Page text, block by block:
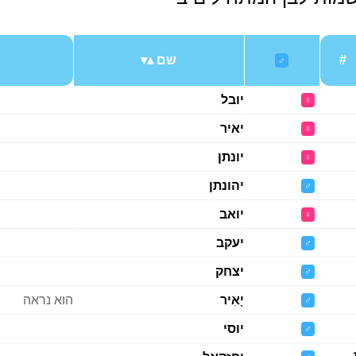
#
♂ שם
♀ יובל
♀ יאיר
♀ יונתן
♂ יהונתן
♀ יואב
♂ יעקב
♂ יצחק
♂ יָאִיר הוא נראה
♂ יוסי